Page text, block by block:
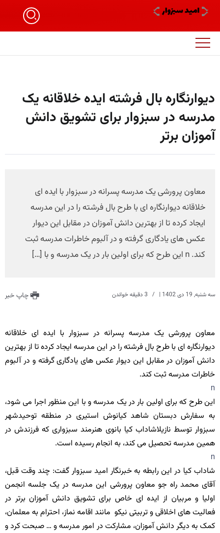
دیوارنگاره بال فرشته ایده خلاقانه یک
مدرسه در سبزوار برای تشویق دانش
آموزان برتر
معاون پرورشی یک مدرسه پسرانه در سبزوار با ایده ای
خلاقانه دیوارنگاره ای با طرح بال فرشته را در این مدرسه
ایجاد کرده تا از بهترین دانش آموزان در مقابل این دیوار
عکس های یادگاری گرفته و در آلبوم خاطرات مدرسه ثبت
کند. n این طرح که برای اولین بار در یک مدرسه و با […]
سه شنبه, 19 دی 1402 | چاپ خبر
معاون پرورشی یک مدرسه پسرانه در سبزوار با ایده ای خلاقانه
دیوارنگاره ای با طرح بال فرشته را در این مدرسه ایجاد کرده تا از بهترین
دانش آموزان در مقابل این دیوار عکس های یادگاری گرفته و در آلبوم
خاطرات مدرسه ثبت کند.
n
این طرح که برای اولین بار در یک مدرسه و با این منظور اجرا می شود،
به سفارش دبستان شاهد کیانوش استیری در منطقه توحیدشهر
سبزوار توسط نازیلاشاداب کیا بانوی هنرمند سبزواری که فرزندش در
همین مدرسه تحصیل می کند، به انجام رسیده است.
n
شاداب کیا در این رابطه به خبرنگار امید سبزوار گفت: چند وقت قبل،
آقای محمد راه جو معاون پرورشی این مدرسه در یک جلسه انجمن
اولیا و مربیان از ایده ای خاص برای تشویق دانش آموزان برتر در
فعالیت های اخلاقی و تربیتی نیکو مانند اقامه نماز، احترام به معلمان،
کمک به دیگر دانش آموزان، مشارکت در امور مدرسه و … صبحت کرد و